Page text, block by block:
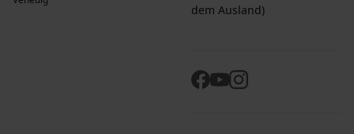
dem Ausland)